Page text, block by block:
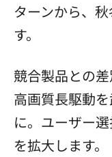
ターンから、
す。
競合製品との差
高画質長駆動
に。ユーザー
を拡大します。